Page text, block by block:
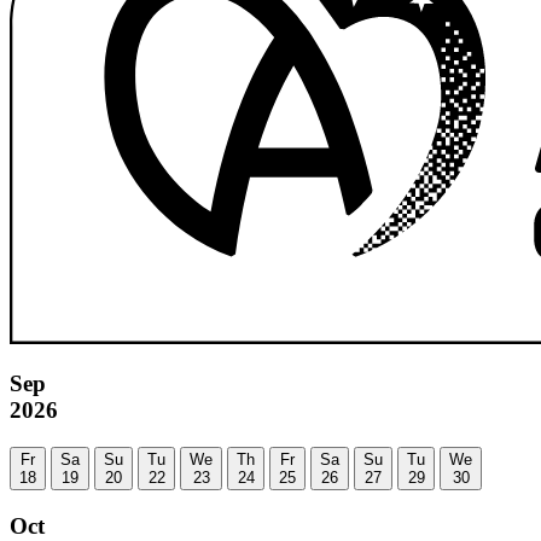
Sep
2026
Fr
18
Sa
19
Su
20
Tu
22
We
23
Th
24
Fr
25
Sa
26
Su
27
Tu
29
We
30
Oct